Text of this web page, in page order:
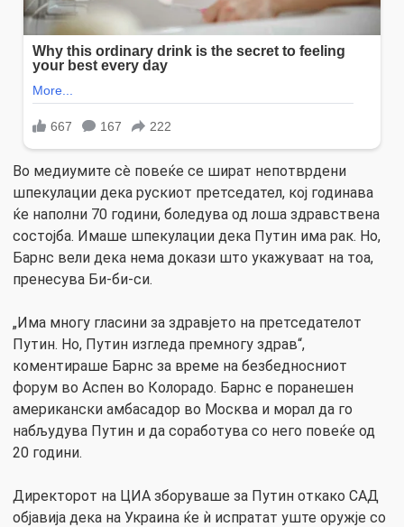
Во медиумите сè повеќе се шират непотврдени
шпекулации дека рускиот претседател, кој годинава
ќе наполни 70 години, боледува од лоша здравствена
состојба. Имаше шпекулации дека Путин има рак. Но,
Барнс вели дека нема докази што укажуваат на тоа,
пренесува Би-би-си.
„Има многу гласини за здравјето на претседателот
Путин. Но, Путин изгледа премногу здрав“,
коментираше Барнс за време на безбедносниот
форум во Аспен во Колорадо. Барнс е поранешен
американски амбасадор во Москва и морал да го
набљудува Путин и да соработува со него повеќе од
20 години.
Директорот на ЦИА зборуваше за Путин откако САД
објавија дека на Украина ќе ѝ испратат уште оружје со